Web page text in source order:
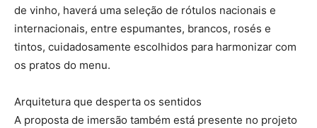
de vinho, haverá uma seleção de rótulos nacionais e
internacionais, entre espumantes, brancos, rosés e
tintos, cuidadosamente escolhidos para harmonizar com
os pratos do menu.
Arquitetura que desperta os sentidos
A proposta de imersão também está presente no projeto